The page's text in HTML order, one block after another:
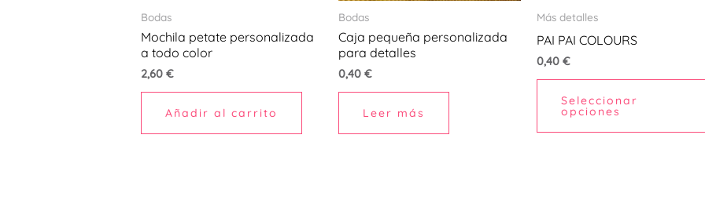
Bodas
Mochila petate personalizada
a todo color
2,60 €
Añadir al carrito
Bodas
Caja pequeña personalizada
para detalles
0,40€
Leer más
Más detalles
PAI PAI COLOURS
0,40 €
Seleccionar
opciones